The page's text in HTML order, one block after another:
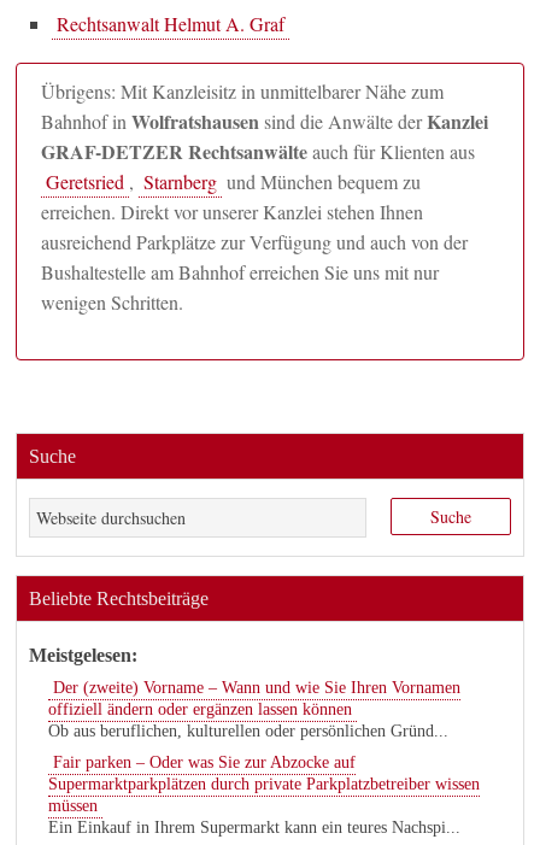
Rechtsanwalt Helmut A. Graf
Übrigens: Mit Kanzleisitz in unmittelbarer Nähe zum
Bahnhof inWolfratshausensind die Anwälte derKanzlei
GRAF-DETZER Rechtsanwälteauch für Klienten aus
Geretsried , Starnberg und München bequem zu
erreichen. Direkt vor unserer Kanzlei stehen Ihnen
ausreichend Parkplätze zur Verfügung und auch von der
Bushaltestelle am Bahnhof erreichen Sie uns mit nur
wenigen Schritten.
Suche
Beliebte Rechtsbeiträge
Meistgelesen:
Der (zweite) Vorname – Wann und wie Sie Ihren Vornamen
offiziell ändern oder ergänzen lassen können
Ob aus beruflichen, kulturellen oder persönlichen Gründ...
Fair parken – Oder was Sie zur Abzocke auf
Supermarktparkplätzen durch private Parkplatzbetreiber wissen
müssen
Ein Einkauf in Ihrem Supermarkt kann ein teures Nachspi...